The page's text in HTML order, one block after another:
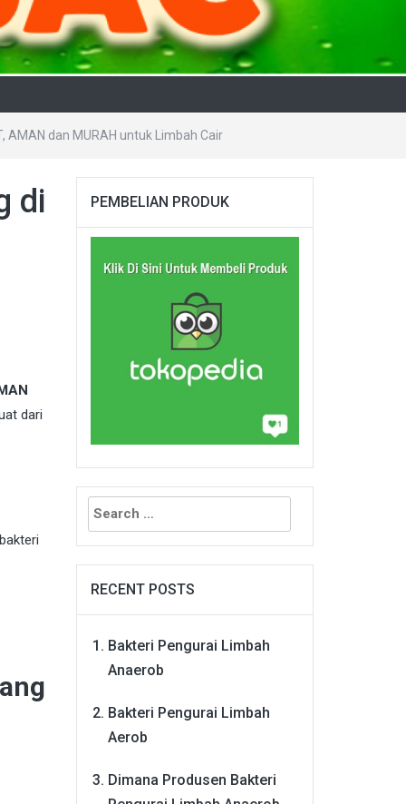
AMAN dan MURAH untuk Limbah Cair
di
dari
PEMBELIAN PRODUK
Search
for:
RECENT POSTS
Bakteri Pengurai Limbah
Anaerob
Bakteri Pengurai Limbah
Aerob
Dimana Produsen Bakteri